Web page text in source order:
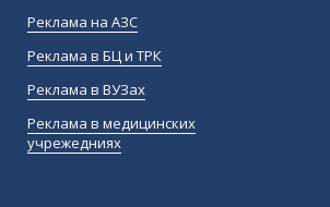
Реклама на АЗС
Реклама в БЦ и ТРК
Реклама в ВУЗах
Реклама в медицинских
учрежедниях